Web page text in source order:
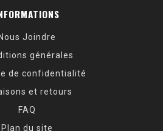
Nous Joindre
générales
de confidentialité
et retours
FAQ
Plan du site